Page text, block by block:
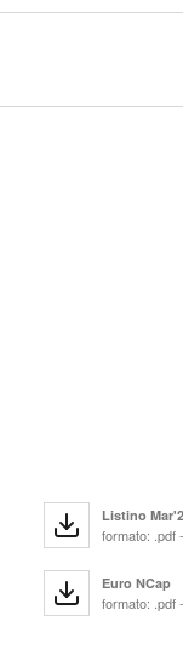
Listino
formato: .pdf
Euro NCap
formato: .pdf